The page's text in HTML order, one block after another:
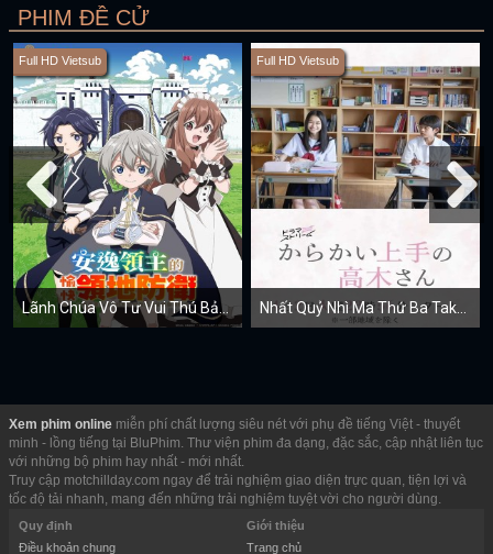
PHIM ĐỀ CỬ
Full HD Vietsub
Lãnh Chúa Vô Tư Vui Thú Bảo Vệ Lãnh Địa ~ Biến Ngôi Làng Vô Danh Thành Pháo Đài Mạnh Nhất Bằng Ma Pháp Hệ Sản Xuất ~
Full HD Vietsub
Xem phim online miễn phí chất lượng siêu nét với phụ đề tiếng Việt - thuyết
minh - lồng tiếng tại BluPhim. Thư viện phim đa dạng, đặc sắc, cập nhật liên tục
với những bộ phim hay nhất - mới nhất.
Truy cập motchillday.com ngay để trải nghiệm giao diện trực quan, tiện lợi và
tốc độ tải nhanh, mang đến những trải nghiệm tuyệt vời cho người dùng.
Quy định
Điều khoản chung
Giới thiệu
Trang chủ